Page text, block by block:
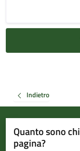
Indietro
Quanto sono
pagina?